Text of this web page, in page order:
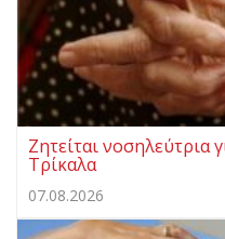
Ζητείται νοσηλεύτρια
Τρίκαλα
07.08.2026